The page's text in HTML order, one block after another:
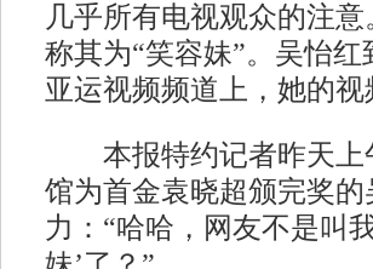
几乎所有电视观众的注
称其为“笑容妹”。吴怡
亚运视频频道上，她的
本报特约记者昨天上
馆为首金袁晓超颁完奖
力：“哈哈，网友不是叫